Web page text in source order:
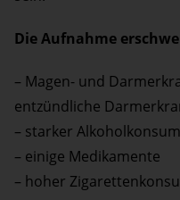
Die Aufnahme
– Magen- und
entzündliche
– starker Alkoholkonsum
– einige Medikamente
– hoher